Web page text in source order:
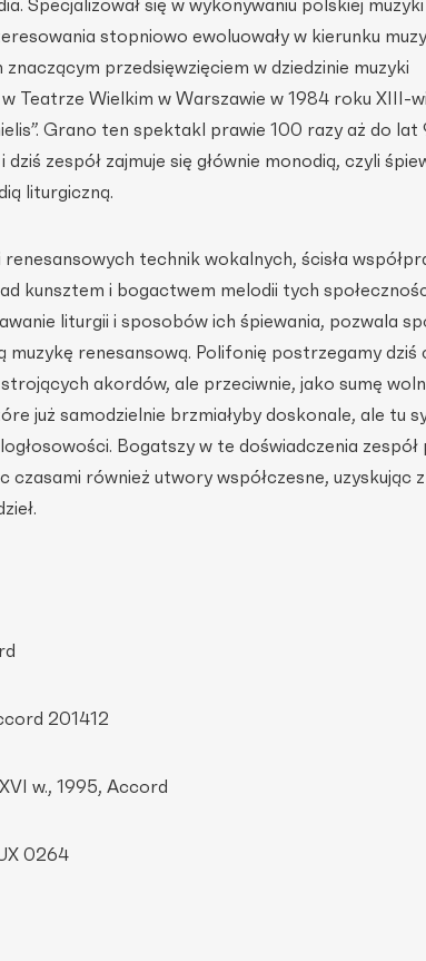
Specjalizował się w wykonywaniu polskiej
stopniowo ewoluowały w kierunku
znaczącym przedsięwzięciem w dziedzinie muzyki
Teatrze Wielkim w Warszawie w 1984 roku XIII-
Grano ten spektakl prawie 100 razy aż do lat
zespół zajmuje się głównie monodią, czyli
liturgiczną.
technik wokalnych, ścisła
kunsztem i bogactwem melodii tych
liturgii i sposobów ich śpiewania, pozwala
muzykę renesansową. Polifonię postrzegamy dziś
akordów, ale przeciwnie, jako sumę
już samodzielnie brzmiałyby doskonale, ale tu
Bogatszy w te doświadczenia zespół
czasami również utwory współczesne, uzyskując z
201412
w., 1995, Accord
0264